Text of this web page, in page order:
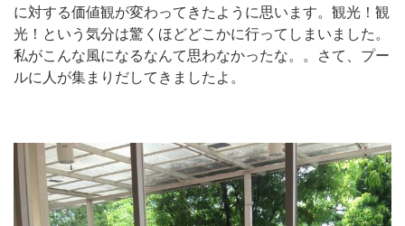
に対する価値観が変わってきたように思います。観光！観
光！という気分は驚くほどどこかに行ってしまいました。
私がこんな風になるなんて思わなかったな。。さて、プー
ルに人が集まりだしてきましたよ。